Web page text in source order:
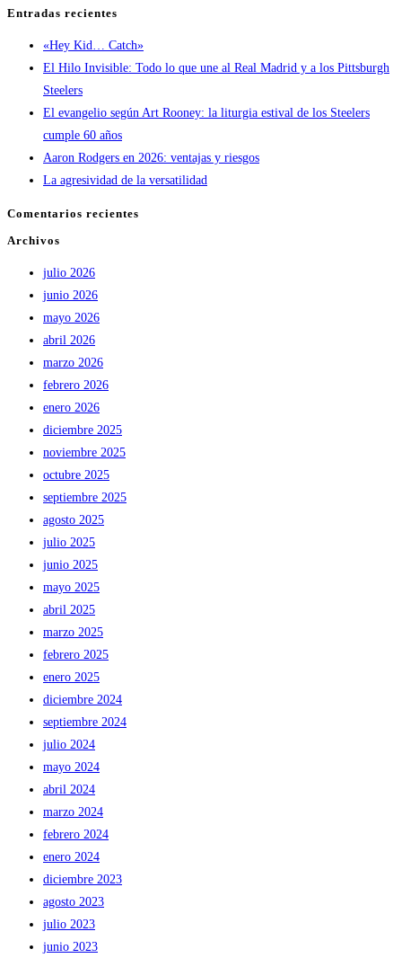
Entradas recientes
«Hey Kid… Catch»
El Hilo Invisible: Todo lo que une al Real Madrid y a los Pittsburgh
Steelers
El evangelio según Art Rooney: la liturgia estival de los Steelers
cumple 60 años
Aaron Rodgers en 2026: ventajas y riesgos
La agresividad de la versatilidad
Comentarios recientes
Archivos
julio 2026
junio 2026
mayo 2026
abril 2026
marzo 2026
febrero 2026
enero 2026
diciembre 2025
noviembre 2025
octubre 2025
septiembre 2025
agosto 2025
julio 2025
junio 2025
mayo 2025
abril 2025
marzo 2025
febrero 2025
enero 2025
diciembre 2024
septiembre 2024
julio 2024
mayo 2024
abril 2024
marzo 2024
febrero 2024
enero 2024
diciembre 2023
agosto 2023
julio 2023
junio 2023